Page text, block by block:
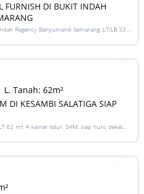
FURNISH DI BUKIT INDAH
Regency Banyumanik Semarang. LT/LB 330
DI KESAMBI SALATIGA SIAP
62 m², 4 kamar tidur, SHM, siap huni, dekat
L. Tanah: 62m²